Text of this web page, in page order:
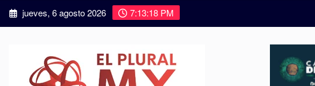
jueves, 6 agosto 2026 7:13:19 PM